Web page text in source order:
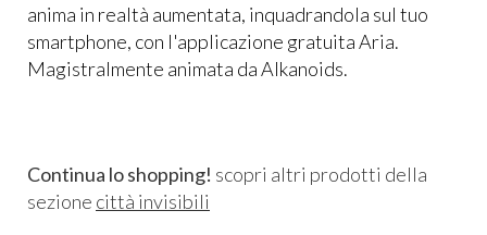
anima in realtà aumentata, inquadrandola sul tuo
smartphone, con l'applicazione gratuita Aria.
Magistralmente animata da Alkanoids.
Continua lo shopping! scopri altri prodotti della
sezione città invisibili